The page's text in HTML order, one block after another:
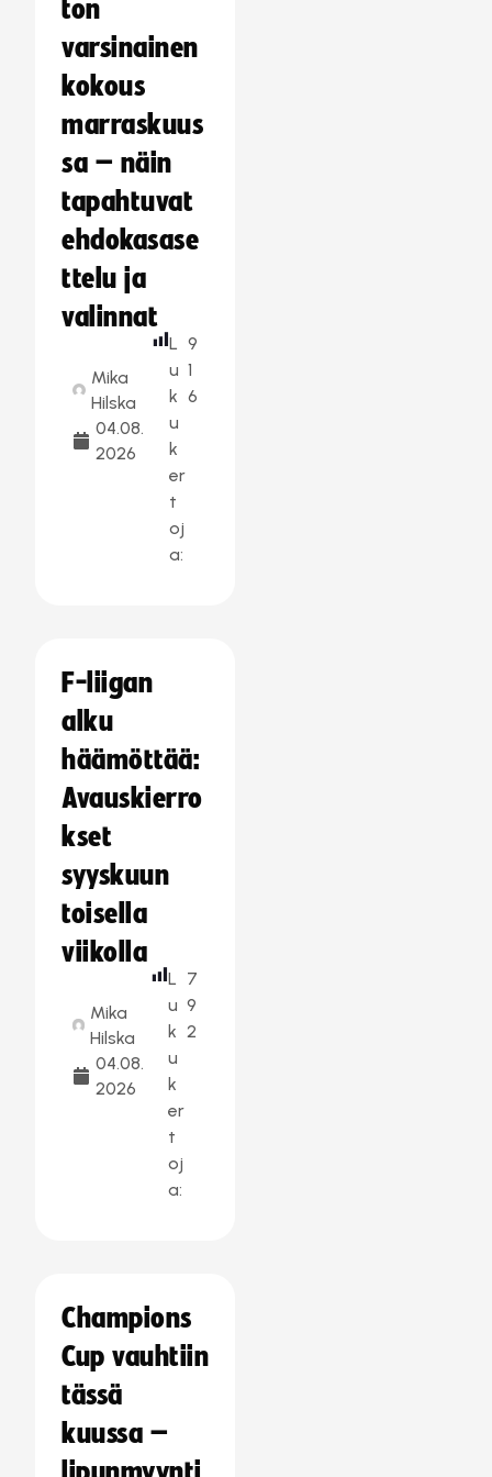
ton
varsinainen
kokous
marraskuus
sa – näin
tapahtuvat
ehdokasase
ttelu ja
valinnat
Mika
Hilska
04.08.
2026
L
u
k
u
k
er
t
oj
a:
9
1
6
F-liigan
alku
häämöttää:
Avauskierro
kset
syyskuun
toisella
viikolla
Mika
Hilska
04.08.
2026
L
u
k
u
k
er
t
oj
a:
7
9
2
Champions
Cup vauhtiin
tässä
kuussa –